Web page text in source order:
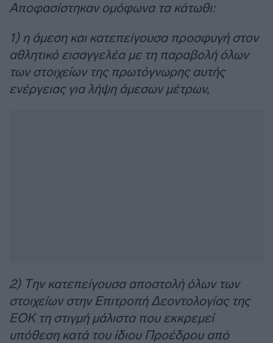
Αποφασίστηκαν ομόφωνα τα κάτωθι:
1) η άμεση και κατεπείγουσα προσφυγή στον
αθλητικό εισαγγελέα με τη παραβολή όλων
των στοιχείων της πρωτόγνωρης αυτής
ενέργειας για λήψη άμεσων μέτρων,
2) Την κατεπείγουσα αποστολή όλων των
στοιχείων στην Επιτροπή Δεοντολογίας της
ΕΟΚ τη στιγμή μάλιστα που εκκρεμεί
υπόθεση κατά του ίδιου Προέδρου από